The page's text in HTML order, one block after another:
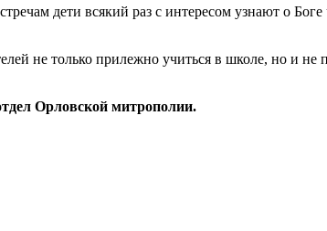
дети всякий раз с интересом узнают о
не только прилежно учиться в школе, но и не
Орловской митрополии.